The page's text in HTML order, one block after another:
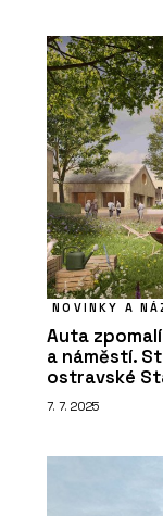
NOVINKY A
Auta
a náměstí.
ostravské
7. 7. 2025